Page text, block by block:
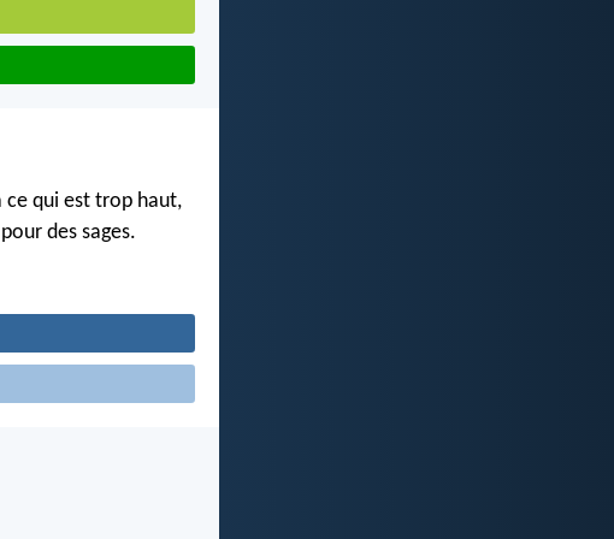
ce qui est trop haut,
des sages.